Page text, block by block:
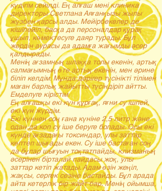
күдігім сейілді. Ең алғаш мені клиника
директоры Светлана Аяғанқызы жылы
жүзбен қарсы алды. Мейірбекелер де
кішіпейіл, басқа да персоналдар құрақ
ұшып, көмектесуге даяр турады. Бұл
жердін аурасы да адамға жағымды әсер
қалдырады.
Менің ағзамның шлаққа толы екенін, артық
салмағымның өте артық екенін, мен әрине
біліп келдім. Мұнда дәрігер түсінікті тілімен
маған барлық жайытты түсіндіріп айтты.
Емделуге кірістім.
Ең алғашқы екі күн құрғақ, яғни су ішпей,
екі күн жүрдім.
Екі күннен соң ғана күніне 2,5 литр және
одан да коп су іше беруге болады. Осы екі
күнде ағзадағы токсиндар, улы заттар
көптеп шығады екен. Су іше бастаған соң
да бұлар шығуын тоқтатпайды, клизманың
әсерінен бірталай пайдасы жоқ, улы
заттар кетіп жатады. Адам өзін жеңіл,
жақсы, сергек сезіне бастайды. Бұл арада
айта кетерлік бір жайт бар. Менің ойымша,